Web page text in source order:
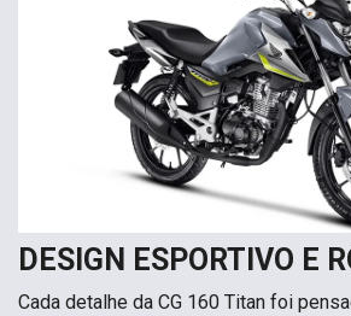
DESIGN ESPORTIVO E
Cada detalhe da CG 160 Titan foi